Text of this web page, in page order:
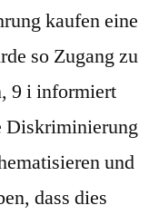
kaufen eine
so Zugang zu
9 i informiert
Diskriminierung
und
dass dies